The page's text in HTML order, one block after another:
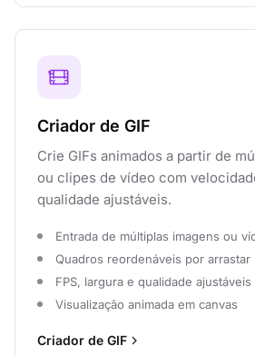
Criador de GIF
Crie GIFs animados a partir de
ou clipes de vídeo com
qualidade ajustáveis.
Entrada de múltiplas imagens ou
Quadros reordenáveis por arrastar
FPS, largura e qualidade ajustáveis
Visualização animada em canvas
Criador de GIF